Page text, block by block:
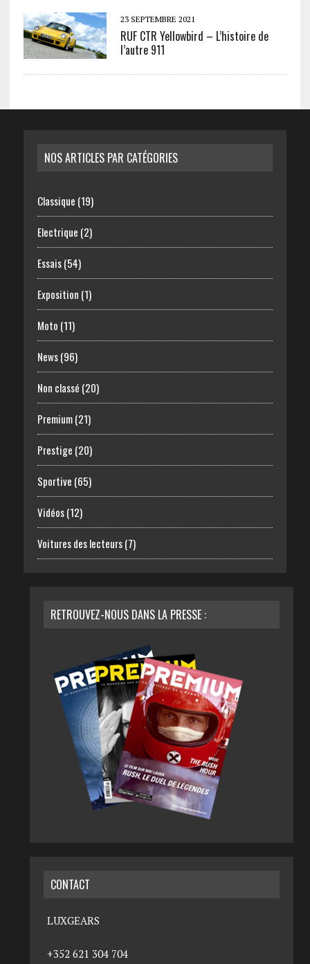
23 SEPTEMBRE 2021
RUF CTR Yellowbird – L’histoire de
l’autre 911
NOS ARTICLES PAR CATÉGORIES
Classique (19)
Electrique (2)
Essais(54)
Exposition (1)
Moto (11)
News(96)
Non classé (20)
Premium(21)
Prestige (20)
Sportive (65)
Vidéos(12)
Voitures des lecteurs(7)
RETROUVEZ-NOUS DANS LA PRESSE :
CONTACT
LUXGEARS
+352 621 304 704